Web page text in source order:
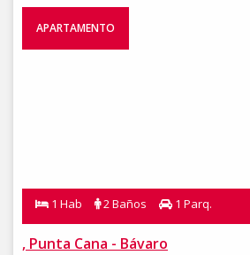
APARTAMENTO
1 Hab 2 Baños 1 Parq.
, Punta Cana - Bávaro